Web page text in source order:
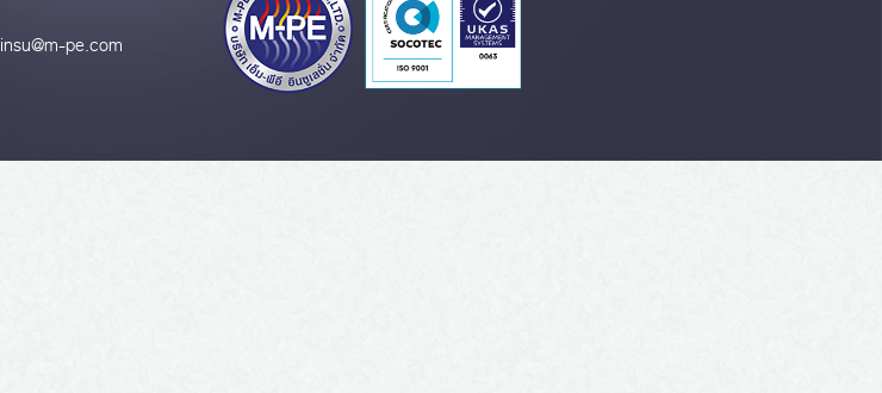
insu@m-pe.com